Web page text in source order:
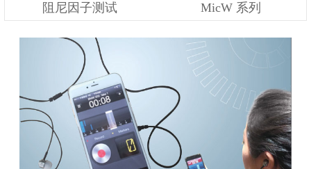
阻尼因子测试
MicW 系列